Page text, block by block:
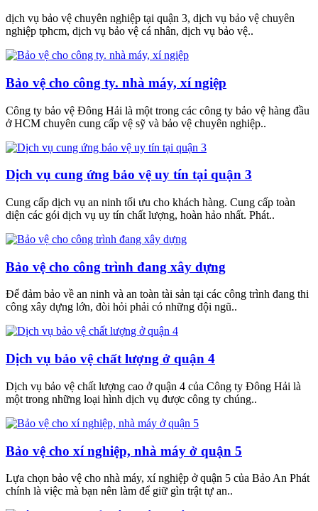
dịch vụ bảo vệ chuyên nghiệp tại quận 3, dịch vụ bảo vệ chuyên
nghiệp tphcm, dịch vụ bảo vệ cá nhân, dịch vụ bảo vệ..
Bảo vệ cho công ty. nhà máy, xí ngiệp
Công ty bảo vệ Đông Hải là một trong các công ty bảo vệ hàng đầu
ở HCM chuyên cung cấp vệ sỹ và bảo vệ chuyên nghiệp..
Dịch vụ cung ứng bảo vệ uy tín tại quận 3
Cung cấp dịch vụ an ninh tối ưu cho khách hàng. Cung cấp toàn
diện các gói dịch vụ uy tín chất lượng, hoàn hảo nhất. Phát..
Bảo vệ cho công trình đang xây dựng
Để đảm bảo về an ninh và an toàn tài sản tại các công trình đang thi
công xây dựng lớn, đòi hỏi phải có những đội ngũ..
Dịch vụ bảo vệ chất lượng ở quận 4
Dịch vụ bảo vệ chất lượng cao ở quận 4 của Công ty Đông Hải là
một trong những loại hình dịch vụ được công ty chúng..
Bảo vệ cho xí nghiệp, nhà máy ở quận 5
Lựa chọn bảo vệ cho nhà máy, xí nghiệp ở quận 5 của Bảo An Phát
chính là việc mà bạn nên làm để giữ gìn trật tự an..